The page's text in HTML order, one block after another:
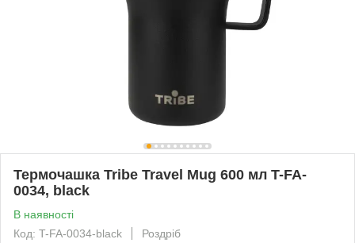
Термочашка Tribe Travel Mug 600 мл T-FA-
0034, black
В наявності
Код: T-FA-0034-black
Роздріб